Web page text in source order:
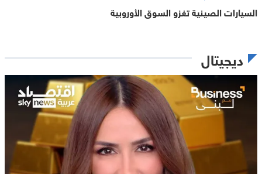
السيارات الصينية تغزو السوق الأوروبية
ديجيتال